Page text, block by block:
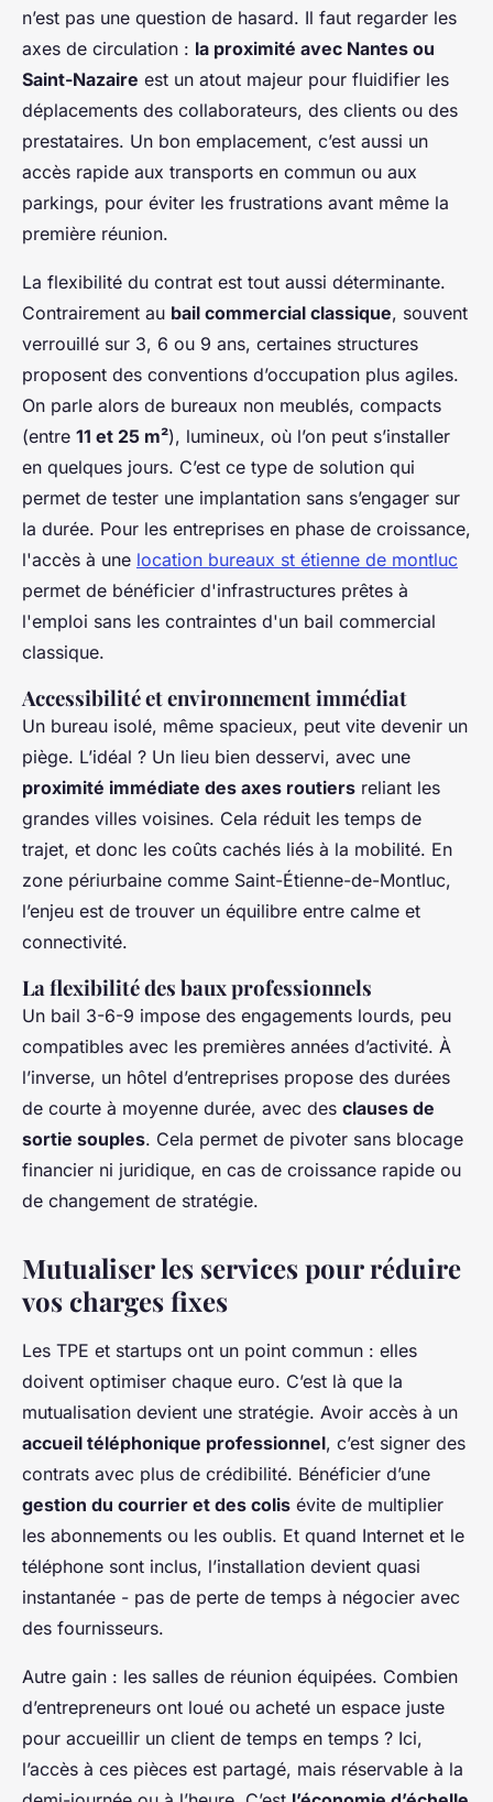
n’est pas une question de hasard. Il faut regarder les
axes de circulation : la proximité avec Nantes ou
Saint-Nazaire est un atout majeur pour fluidifier les
déplacements des collaborateurs, des clients ou des
prestataires. Un bon emplacement, c’est aussi un
accès rapide aux transports en commun ou aux
parkings, pour éviter les frustrations avant même la
première réunion.
La flexibilité du contrat est tout aussi déterminante.
Contrairement au bail commercial classique, souvent
verrouillé sur 3, 6 ou 9 ans, certaines structures
proposent des conventions d’occupation plus agiles.
On parle alors de bureaux non meublés, compacts
(entre 11 et 25 m²), lumineux, où l’on peut s’installer
en quelques jours. C’est ce type de solution qui
permet de tester une implantation sans s’engager sur
la durée. Pour les entreprises en phase de croissance,
l'accès à une location bureaux st étienne de montluc
permet de bénéficier d'infrastructures prêtes à
l'emploi sans les contraintes d'un bail commercial
classique.
Accessibilité et environnement immédiat
Un bureau isolé, même spacieux, peut vite devenir un
piège. L’idéal ? Un lieu bien desservi, avec une
proximité immédiate des axes routiers reliant les
grandes villes voisines. Cela réduit les temps de
trajet, et donc les coûts cachés liés à la mobilité. En
zone périurbaine comme Saint-Étienne-de-Montluc,
l’enjeu est de trouver un équilibre entre calme et
connectivité.
La flexibilité des baux professionnels
Un bail 3-6-9 impose des engagements lourds, peu
compatibles avec les premières années d’activité. À
l’inverse, un hôtel d’entreprises propose des durées
de courte à moyenne durée, avec des clauses de
sortie souples. Cela permet de pivoter sans blocage
financier ni juridique, en cas de croissance rapide ou
de changement de stratégie.
Mutualiser les services pour réduire
vos charges fixes
Les TPE et startups ont un point commun : elles
doivent optimiser chaque euro. C’est là que la
mutualisation devient une stratégie. Avoir accès à un
accueil téléphonique professionnel, c’est signer des
contrats avec plus de crédibilité. Bénéficier d’une
gestion du courrier et des colis évite de multiplier
les abonnements ou les oublis. Et quand Internet et le
téléphone sont inclus, l’installation devient quasi
instantanée - pas de perte de temps à négocier avec
des fournisseurs.
Autre gain : les salles de réunion équipées. Combien
d’entrepreneurs ont loué ou acheté un espace juste
pour accueillir un client de temps en temps ? Ici,
l’accès à ces pièces est partagé, mais réservable à la